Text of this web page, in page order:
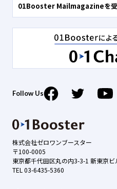
株式会社ゼロワンブースター
〒100-0005
東京都千代田区丸の内3-3-1 新東京ビ
TEL 03-6435-5360
01Booster Mailmagazineを受
Follow Us